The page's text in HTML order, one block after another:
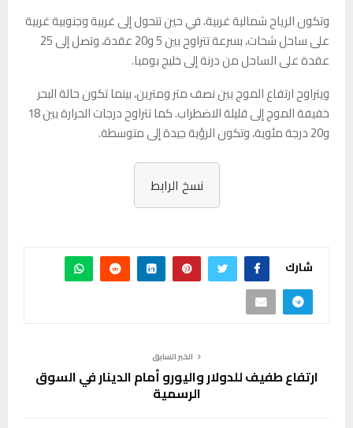
وتكون الرياح شمالية غربية، في حين تتحول إلى غربية وجنوبية غربية
على ساحل شحات، بسرعة تتراوح بين 5 و20 عقدة، وتصل إلى 25
عقدة على الساحل من درنة إلى خليج بومبا.
ويتراوح ارتفاع الموج بين نصف متر ومترين، بينما تكون حالة البحر
خفيفة الموج إلى قليلة الاضطراب. كما تتراوح درجات الحرارة بين 18
و20 درجة مئوية، وتكون الرؤية جيدة إلى متوسطة.
نسخ الرابط
شارك
الخبر السابق
ارتفاع طفيف للدولار واليورو أمام الدينار في السوق
الرسمية